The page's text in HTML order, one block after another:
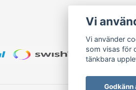
Vi
Vi använder
som visas för
tänkbara
Godkänn